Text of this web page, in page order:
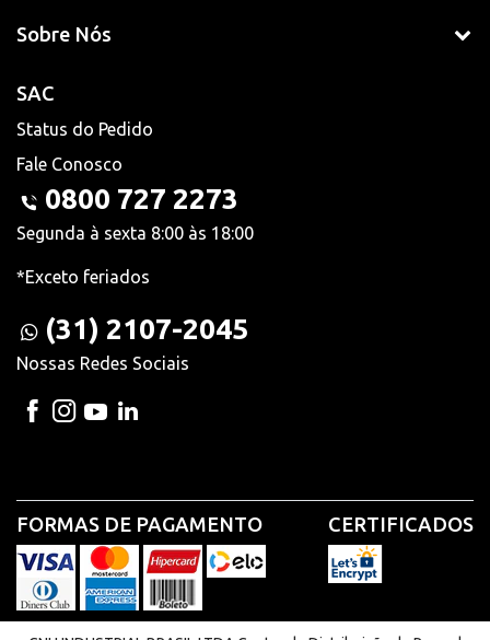
Sobre Nós
SAC
Status do Pedido
Fale Conosco
0800 727 2273
Segunda à sexta 8:00 às 18:00
*Exceto feriados
(31) 2107-2045
Nossas Redes Sociais
FORMAS DE PAGAMENTO CERTIFICADOS